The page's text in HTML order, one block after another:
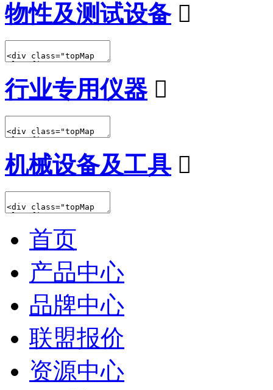
物性及测试设备 
行业专用仪器 
机械设备及工具 
首页
产品中心
品牌中心
联盟报价
资源中心